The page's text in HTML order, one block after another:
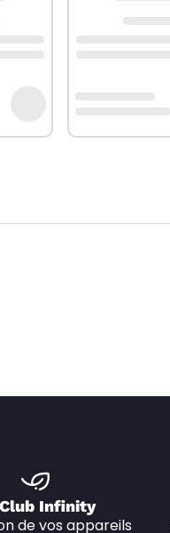
Infinity
de vos appareils